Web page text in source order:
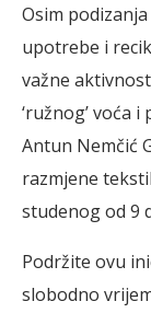
Osim
upotrebe i
važne
‘ružnog’ voća
Antun Nemčić
razmjene
studenog od 9
Podržite ovu
slobodno